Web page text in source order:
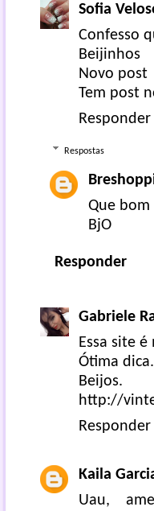
Sofia
Confesso
Beijinhos
Novo post
Tem post
Responder
Respostas
Que bom
BjO
Responder
Gabriele
Essa site
Ótima dica.
Beijos.
http://
Responder
Kaila
Uau,